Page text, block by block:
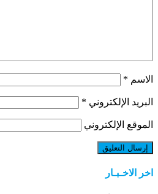
الاسم *
البريد الإلكتروني *
الموقع الإلكتروني
اخر الاخـبـار